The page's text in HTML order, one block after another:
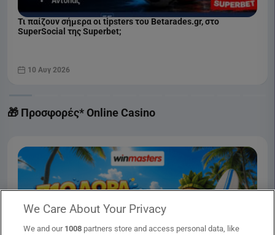
Τι παίζουν σήμερα οι tipsters του Betarades.gr, στο
SuperSocial της Superbet;
10 Αυγ 2026
🎁 Προσφορές* Online Casino
We Care About Your Privacy
We and our 1008 partners store and access personal data, like